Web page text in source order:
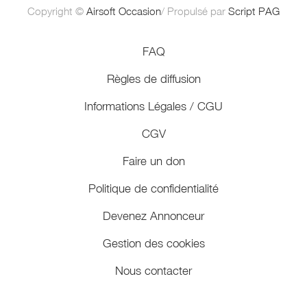
Copyright © Airsoft Occasion/ Propulsé par Script PAG
FAQ
Règles de diffusion
Informations Légales / CGU
CGV
Faire un don
Politique de confidentialité
Devenez Annonceur
Gestion des cookies
Nous contacter